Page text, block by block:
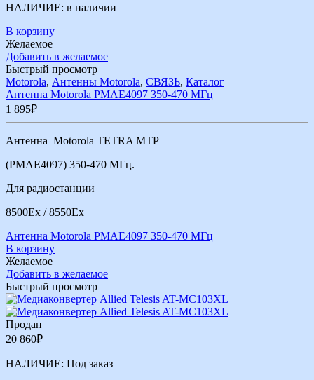
НАЛИЧИЕ: в наличии
В корзину
Желаемое
Добавить в желаемое
Быстрый просмотр
Motorola, Антенны Motorola, СВЯЗЬ, Каталог
Антенна Motorola PMAE4097 350-470 МГц
1 895₽
Антенна Motorola TETRA MTP
(PMAE4097) 350-470 МГц.
Для радиостанции
8500Ex / 8550Ex
Антенна Motorola PMAE4097 350-470 МГц
В корзину
Желаемое
Добавить в желаемое
Быстрый просмотр
Продан
20 860₽
НАЛИЧИЕ: Под заказ